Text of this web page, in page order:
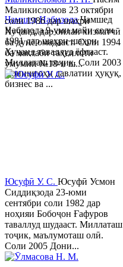
Ҷамшед НабизодаҶамшед
Набизода 9-уми майи соли
1981 дар шаҳри шаҳри
Хуҷанд таваллуд ёфтааст.
Миллаташ тоҷик. Соли 2003
Донишгоҳи давлатии ҳуқуқ,
бизнес ва ...
Маликисломов 23 октябри
соли 1986 дар шаҳри
Хуҷанд, дар оилаи хизматчӣ
ба дунё омадааст. Соли 1994
ба мактаби таҳсилоти
умумии №18-и ш...
Юсуфӣ У. C. Юсуфӣ Усмон
Сиддиқзода 23-юми
сентябри соли 1982 дар
ноҳияи Бобоҷон Ғафуров
таваллуд шудааст. Миллаташ
тоҷик, маълумоташ олӣ.
Соли 2005 Дони...